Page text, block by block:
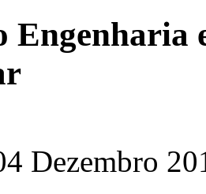
Engenharia
Dezembro